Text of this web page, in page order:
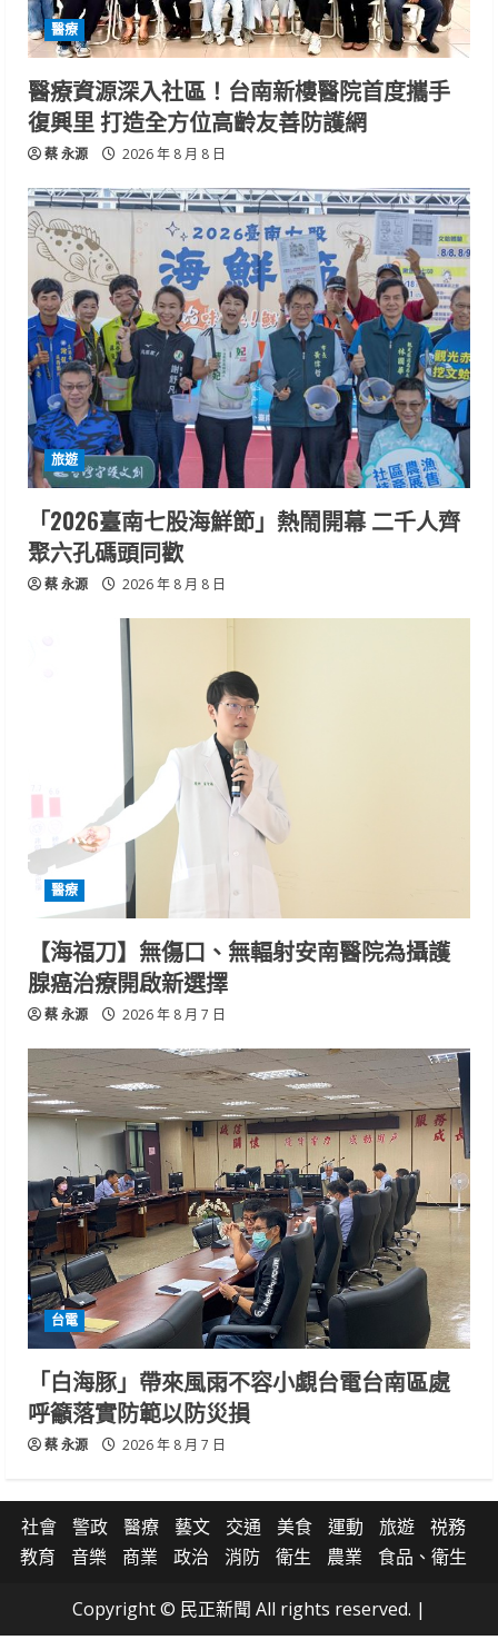
醫療
醫療資源深入社區！台南新樓醫院首度攜手
復興里 打造全方位高齡友善防護網
蔡 永源 2026 年 8 月 8 日
旅遊
「2026臺南七股海鮮節」熱鬧開幕 二千人齊
聚六孔碼頭同歡
蔡 永源 2026 年 8 月 8 日
醫療
【海福刀】無傷口、無輻射安南醫院為攝護
腺癌治療開啟新選擇
蔡 永源 2026 年 8 月 7 日
台電
「白海豚」帶來風雨不容小覷台電台南區處
呼籲落實防範以防災損
蔡 永源 2026 年 8 月 7 日
社會 警政 醫療 藝文 交通 美食 運動 旅遊
祱務
教育
音樂 商業 政治 消防 衛生 農業 食品、衛生
Copyright © 民正新聞 All rights reserved. |